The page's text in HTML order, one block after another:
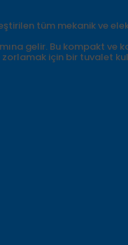
tüm mekanik ve
gelir. Bu kompakt ve
için bir tuvalet